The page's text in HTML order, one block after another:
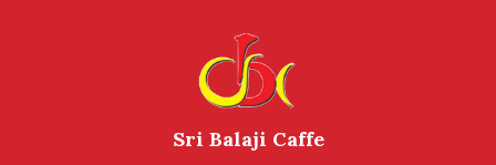
Sri Balaji Caffe